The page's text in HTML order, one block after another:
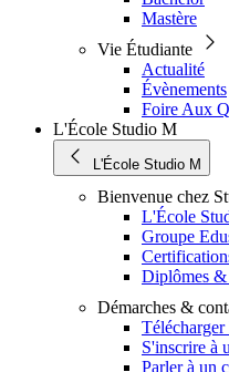
Mastère
Vie Étudiante
Actualité
Évènements
Foire Aux
L'École Studio M
L'École Studio M
Bienvenue chez
L'École
Groupe
Diplômes &
Démarches &
S'inscrire à
Parler à un